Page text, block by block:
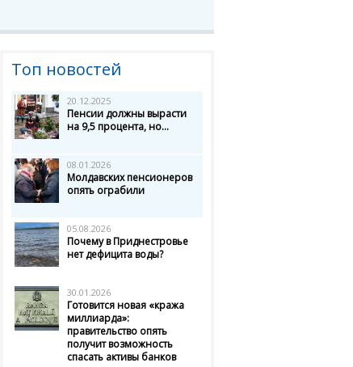
Топ новостей
20.12.2025
Пенсии должны вырасти
на 9,5 процента, но...
08.01.2026
Молдавских пенсионеров
опять ограбили
05.08.2026
Почему в Приднестровье
нет дефицита воды?
30.01.2026
Готовится новая «кража
миллиарда»:
правительство опять
получит возможность
спасать активы банков